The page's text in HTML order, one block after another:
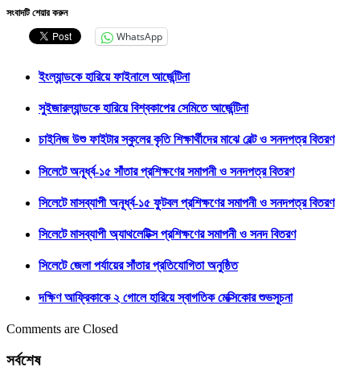
সংবাদটি শেয়ার করুন
WhatsApp
ইংল্যান্ডকে হারিয়ে ফাইনালে আর্জেন্টিনা
সুইজারল্যান্ডকে হারিয়ে বিশ্বকাপের সেমিতে আর্জেন্টিনা
চাইনিজ উশু ফাইটার স্কুলের কৃতি শিক্ষার্থীদের মাঝে বেল্ট ও সনদপত্র বিতরণ
সিলেটে অনূর্ধ্ব-১৫ সাঁতার প্রশিক্ষণের সমাপনী ও সনদপত্র বিতরণ
সিলেটে মাসব্যাপী অনূর্ধ্ব-১৫ ফুটবল প্রশিক্ষণের সমাপনী ও সনদপত্র বিতরণ
সিলেটে মাসব্যাপী অ্যাথলেটিক্স প্রশিক্ষণের সমাপনী ও সনদ বিতরণ
সিলেটে জেলা পর্যায়ের সাঁতার প্রতিযোগিতা অনুষ্ঠিত
দক্ষিণ আফ্রিকাকে ২ গোলে হারিয়ে স্বাগতিক মেক্সিকোর শুভসূচনা
Comments are Closed
সর্বশেষ